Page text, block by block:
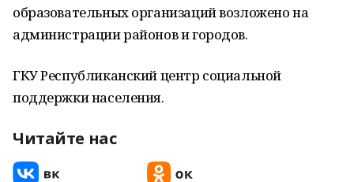
образовательных организаций возложено на
администрации районов и городов.
ГКУ Республиканский центр социальной
поддержки населения.
Читайте нас